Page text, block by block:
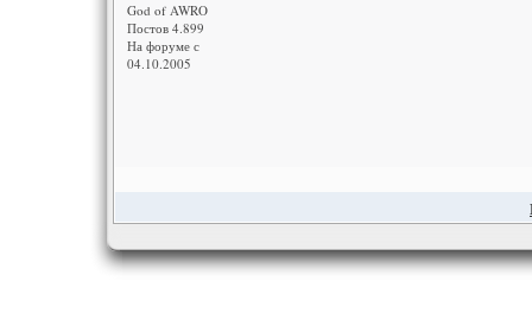
God of AWRO
Постов 4.899
На форуме с
04.10.2005